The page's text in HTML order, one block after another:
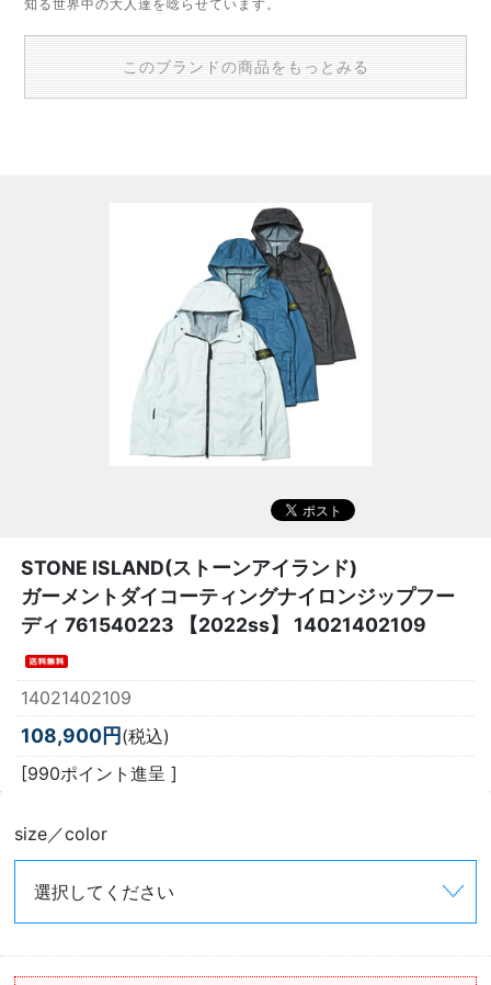
知る世界中の大人達を唸らせています。
このブランドの商品をもっとみる
STONE ISLAND(ストーンアイランド)
ガーメントダイコーティングナイロンジップフー
ディ 761540223 【2022ss】 14021402109
14021402109
108,900円 (税込)
[990ポイント進呈 ]
size／color